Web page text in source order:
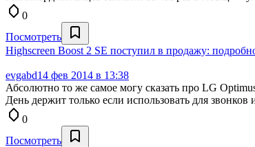
0
Посмотреть
Highscreen Boost 2 SE поступил в продажу:
evgabd14 фев 2014 в 13:38
Абсолютно то же самое могу сказать про LG
День держит только если использовать для звонков
0
Посмотреть